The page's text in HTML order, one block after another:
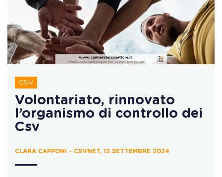
CSV
Volontariato, rinnovato
l’organismo di controllo dei
Csv
CLARA CAPPONI - CSVNET, 12 SETTEMBRE 2024